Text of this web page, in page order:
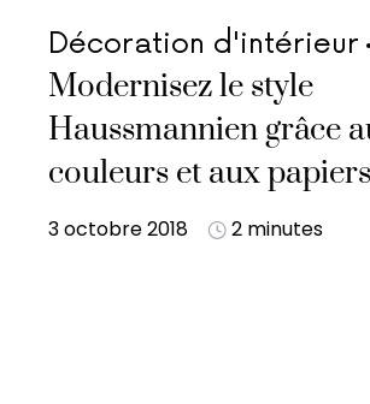
Décoration d'intérieur
Modernisez le style
Haussmannien grâce
couleurs et aux
3 octobre 2018 2 minutes